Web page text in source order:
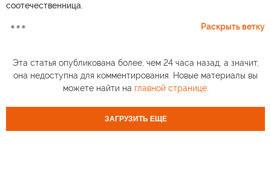
соотечественница.
Раскрыть ветку
Эта статья опубликована более, чем 24 часа назад, а значит,
она недоступна для комментирования. Новые материалы вы
можете найти на главной странице.
ЗАГРУЗИТЬ ЕЩЕ